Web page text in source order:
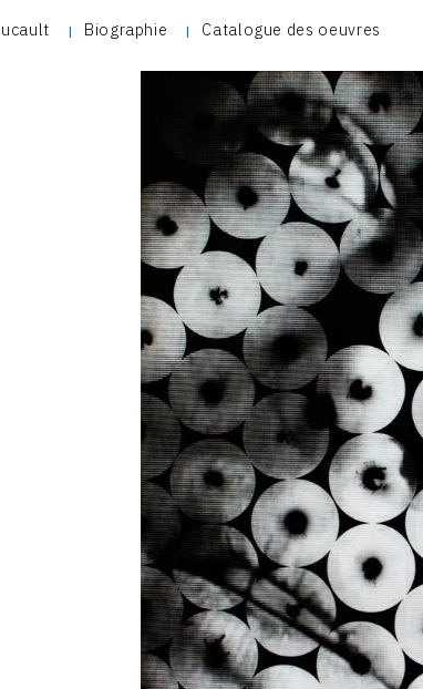
Biographie Catalogue des oeuvres